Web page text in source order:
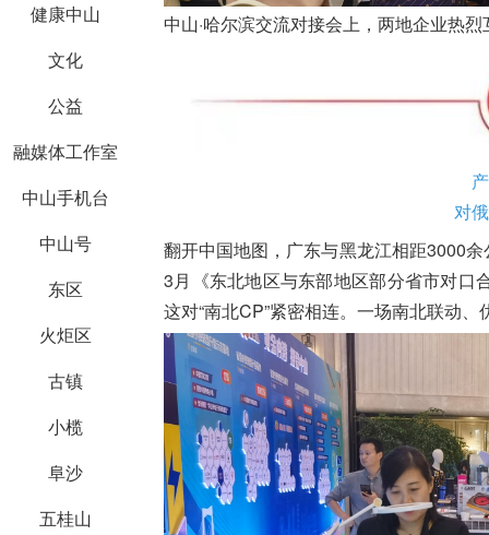
健康中山
文化
公益
融媒体工作室
中山手机台
中山号
东区
火炬区
古镇
小榄
阜沙
五桂山
中山·哈尔滨交流对接会上，两地企业热烈
对
翻开中国地图，广东与黑龙江相距3000
3月《东北地区与东部地区部分省市对口
这对“南北CP”紧密相连。一场南北联动